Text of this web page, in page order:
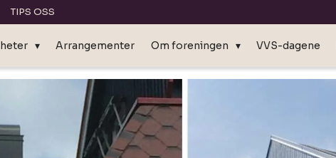
TIPS OSS
Arrangementer Om foreningen VVS-dagene